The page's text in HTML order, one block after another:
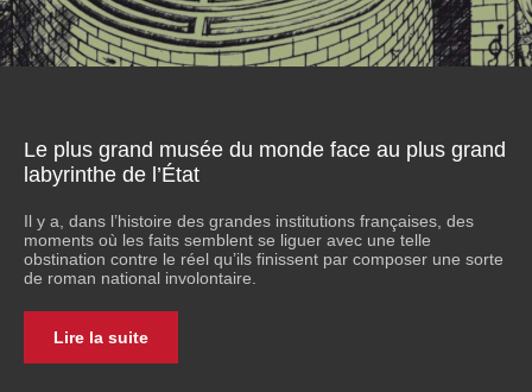
Le plus grand musée du monde face au plus grand
labyrinthe de l’État
Il y a, dans l’histoire des grandes institutions françaises, des
moments où les faits semblent se liguer avec une telle
obstination contre le réel qu’ils finissent par composer une sorte
de roman national involontaire.
Lire la suite